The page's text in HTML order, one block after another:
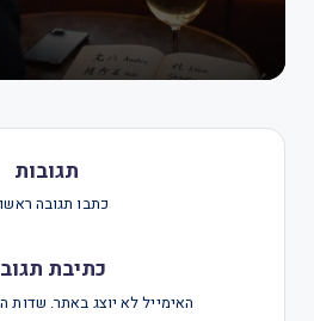
תגובות
כתבו תגובה
כתיבת
האימייל לא יוצג באתר. שדות